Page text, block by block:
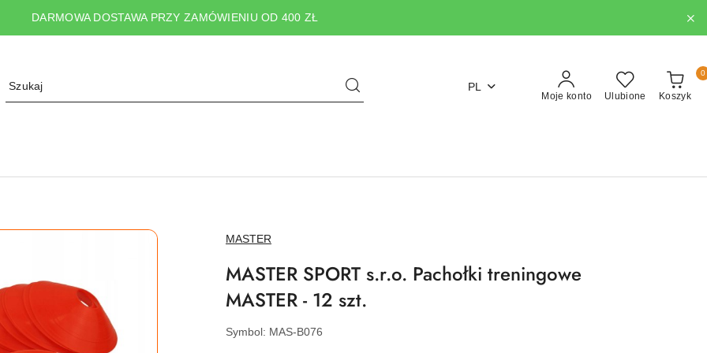
DARMOWA DOSTAWA PRZY ZAMÓWIENIU OD 400 ZŁ
PL
Moje konto Ulubione Koszyk
0
NAZWA
PRODUCENTA:
MASTER
MASTER SPORT s.r.o. Pachołki treningowe
MASTER - 12 szt.
Symbol: MAS-B076